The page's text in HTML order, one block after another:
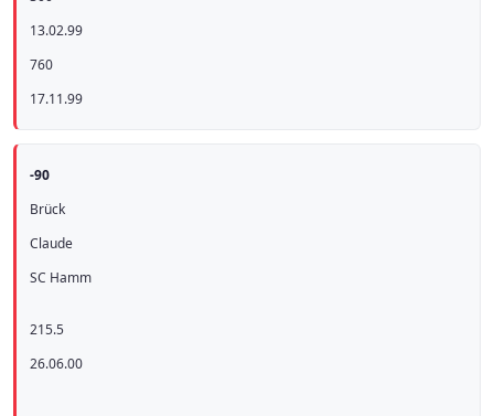
13.02.99
760
17.11.99
-90
Brück
Claude
SC Hamm
215.5
26.06.00